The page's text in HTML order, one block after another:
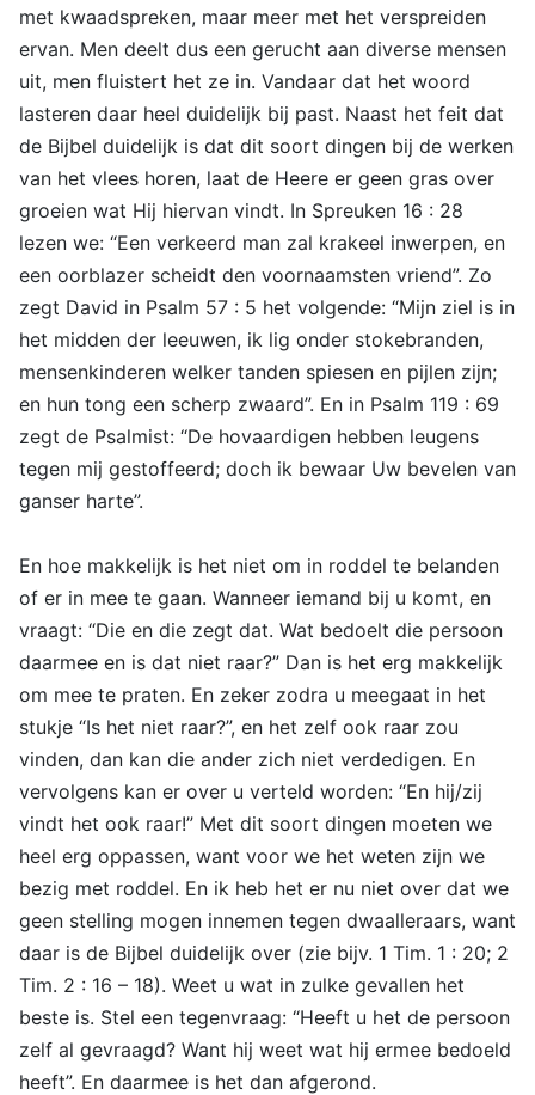
met kwaadspreken, maar meer met het verspreiden
ervan. Men deelt dus een gerucht aan diverse mensen
uit, men fluistert het ze in. Vandaar dat het woord
lasteren daar heel duidelijk bij past. Naast het feit dat
de Bijbel duidelijk is dat dit soort dingen bij de werken
van het vlees horen, laat de Heere er geen gras over
groeien wat Hij hiervan vindt. In Spreuken 16 : 28
lezen we: “Een verkeerd man zal krakeel inwerpen, en
een oorblazer scheidt den voornaamsten vriend”. Zo
zegt David in Psalm 57 : 5 het volgende: “Mijn ziel is in
het midden der leeuwen, ik lig onder stokebranden,
mensenkinderen welker tanden spiesen en pijlen zijn;
en hun tong een scherp zwaard”. En in Psalm 119 : 69
zegt de Psalmist: “De hovaardigen hebben leugens
tegen mij gestoffeerd; doch ik bewaar Uw bevelen van
ganser harte”.
En hoe makkelijk is het niet om in roddel te belanden
of er in mee te gaan. Wanneer iemand bij u komt, en
vraagt: “Die en die zegt dat. Wat bedoelt die persoon
daarmee en is dat niet raar?” Dan is het erg makkelijk
om mee te praten. En zeker zodra u meegaat in het
stukje “Is het niet raar?”, en het zelf ook raar zou
vinden, dan kan die ander zich niet verdedigen. En
vervolgens kan er over u verteld worden: “En hij/zij
vindt het ook raar!” Met dit soort dingen moeten we
heel erg oppassen, want voor we het weten zijn we
bezig met roddel. En ik heb het er nu niet over dat we
geen stelling mogen innemen tegen dwaalleraars, want
daar is de Bijbel duidelijk over (zie bijv. 1 Tim. 1 : 20; 2
Tim. 2 : 16 – 18). Weet u wat in zulke gevallen het
beste is. Stel een tegenvraag: “Heeft u het de persoon
zelf al gevraagd? Want hij weet wat hij ermee bedoeld
heeft”. En daarmee is het dan afgerond.